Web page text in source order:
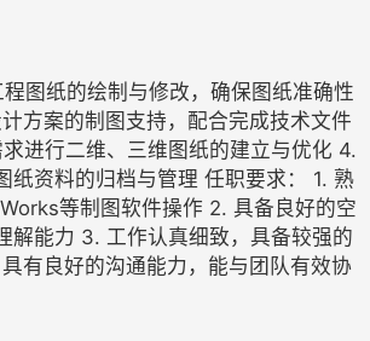
图纸的绘制与修改，确保图纸准确性
方案的制图支持，配合完成技术文件
进行二维、三维图纸的建立与优化 4.
纸资料的归档与管理 任职要求： 1. 熟
等制图软件操作 2. 具备良好的空
解能力 3. 工作认真细致，具备较强的
有良好的沟通能力，能与团队有效协